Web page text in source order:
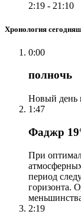
2:19 - 21:10
Хронология
0:00
полночь
1:47
Фаджр
При
период
горизонта.
2:19